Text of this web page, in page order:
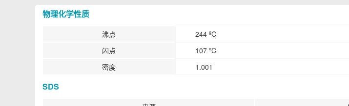
物理化学性质
沸点
244 ºC
闪点
107 ºC
密度
1.001
SDS